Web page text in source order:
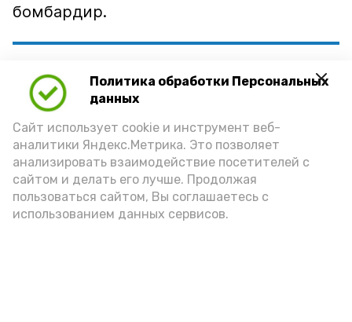
Политика обработки Персональных
данных
Сайт использует cookie и инструмент веб-
аналитики Яндекс.Метрика. Это позволяет
анализировать взаимодействие посетителей с
сайтом и делать его лучше. Продолжая
пользоваться сайтом, Вы соглашаетесь с
использованием данных сервисов.
бомбардир.
«Благодарим всех участников,
тренеров-преподавателей и
зрителей за активное участие и
поддержку! Ваша энергия и
стремление к победе сделали этот
турнир ярким и незабываемым.
Желаем всем новых спортивных